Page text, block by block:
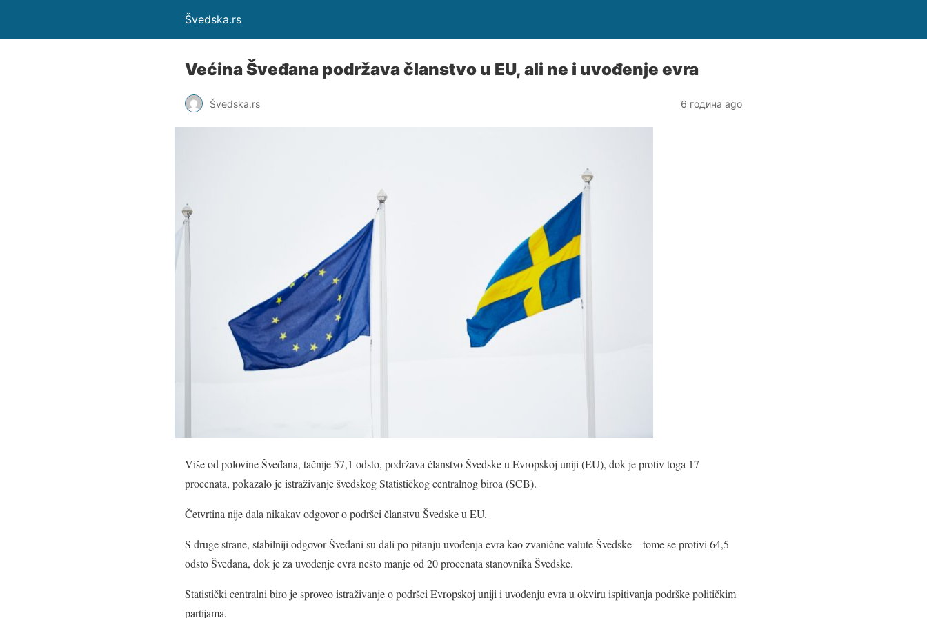
Švedska.rs
Većina Šveđana podržava članstvo u EU, ali ne i uvođenje evra
Švedska.rs 6 година ago
Više od polovine Šveđana, tačnije 57,1 odsto, podržava članstvo Švedske u Evropskoj uniji (EU), dok je protiv toga 17
procenata, pokazalo je istraživanje švedskog Statističkog centralnog biroa (SCB).
Četvrtina nije dala nikakav odgovor o podršci članstvu Švedske u EU.
S druge strane, stabilniji odgovor Šveđani su dali po pitanju uvođenja evra kao zvanične valute Švedske – tome se protivi 64,5
odsto Šveđana, dok je za uvođenje evra nešto manje od 20 procenata stanovnika Švedske.
Statistički centralni biro je sproveo istraživanje o podršci Evropskoj uniji i uvođenju evra u okviru ispitivanja podrške političkim
partijama.